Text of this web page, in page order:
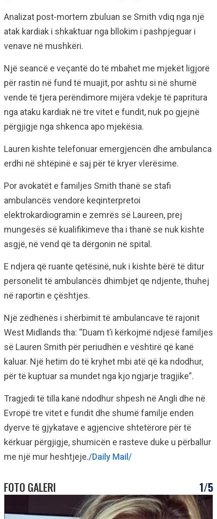
Analizat post-mortem zbuluan se Smith vdiq nga një
atak kardiak i shkaktuar nga bllokim i pashpjeguar i
venave në mushkëri.
Një seancë e veçantë do të mbahet me mjekët ligjorë
për rastin në fund të muajit, por ashtu si në shumë
vende të tjera perëndimore mijëra vdekje të papritura
nga ataku kardiak në tre vitet e fundit, nuk po gjejnë
përgjigje nga shkenca apo mjekësia.
Lauren kishte telefonuar emergjencën dhe ambulanca
erdhi në shtëpinë e saj për të kryer vlerësime.
Por avokatët e familjes Smith thanë se stafi
ambulancës vendore keqinterpretoi
elektrokardiogramin e zemrës së Laureen, prej
mungesës së kualifikimeve tha i thanë se nuk kishte
asgjë, në vend që ta dërgonin në spital.
E ndjera që ruante qetësinë, nuk i kishte bërë të ditur
personelit të ambulancës dhimbjet qe ndjente, thuhej
në raportin e çështjes.
Një zëdhënës i shërbimit të ambulancave të rajonit
West Midlands tha: “Duam t’i kërkojmë ndjesë familjes
së Lauren Smith për periudhën e vështirë që kanë
kaluar. Një hetim do të kryhet mbi atë që ka ndodhur,
për të kuptuar sa mundet nga kjo ngjarje tragjike”.
Tragjedi të tilla kanë ndodhur shpesh në Angli dhe në
Evropë tre vitet e fundit dhe shumë familje enden
dyerve të gjykatave e agjencive shtetërore për të
kërkuar përgjigje, shumicën e rasteve duke u përballur
me një mur heshtjeje./Daily Mail/
FOTO GALERI 1/5